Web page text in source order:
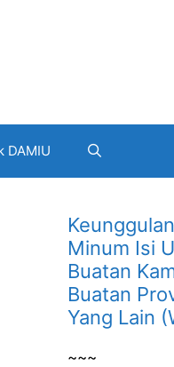
DAMIU
Minum Isi
Buatan
Buatan
Yang Lain
~~~